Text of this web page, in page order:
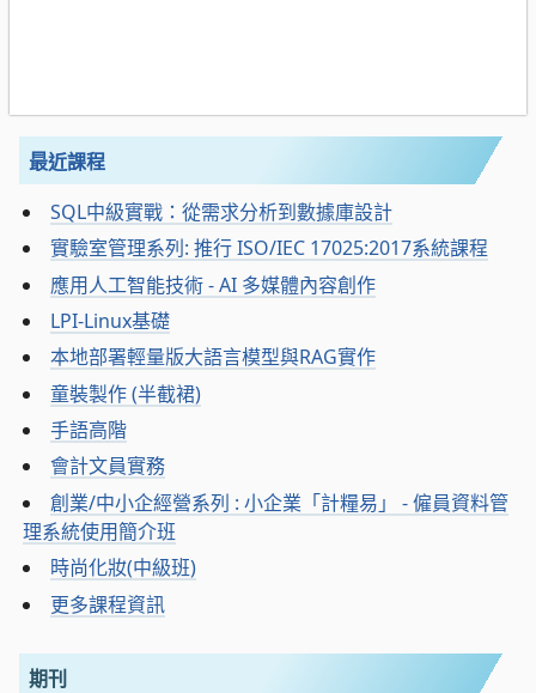
最近課程
SQL中級實戰：從需求分析到數據庫設計
實驗室管理系列: 推行 ISO/IEC 17025:2017系統課程
應用人工智能技術 - AI 多媒體內容創作
LPI-Linux基礎
本地部署輕量版大語言模型與RAG實作
童裝製作 (半截裙)
手語高階
會計文員實務
創業/中小企經營系列 : 小企業「計糧易」 - 僱員資料管
理系統使用簡介班
時尚化妝(中級班)
更多課程資訊
期刊